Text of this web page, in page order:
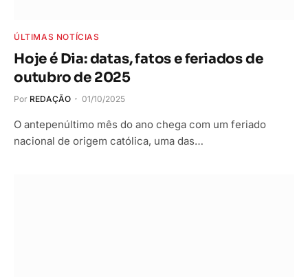
ÚLTIMAS NOTÍCIAS
Hoje é Dia: datas, fatos e feriados de
outubro de 2025
Por REDAÇÃO 01/10/2025
O antepenúltimo mês do ano chega com um feriado
nacional de origem católica, uma das…